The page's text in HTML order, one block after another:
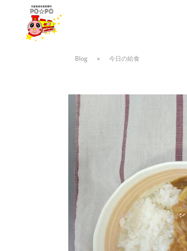
Blog » 今日の給食